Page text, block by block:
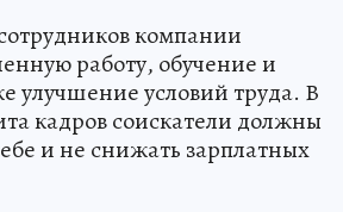
компании
работу, обучение и
улучшение условий труда. В
кадров соискатели должны
и не снижать зарплатных